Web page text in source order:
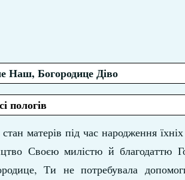
Наш, Богородице Діво
пологів
матерів під час народження їхніх
Своєю милістю й благодаттю
Ти не потребувала